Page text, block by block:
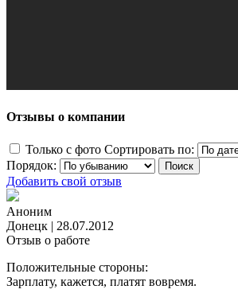
Отзывы о компании
Только с фото Сортировать по:
Порядок:
Добавить свой отзыв
Аноним
Донецк | 28.07.2012
Отзыв о работе
Положительные стороны:
Зарплату, кажется, платят вовремя.